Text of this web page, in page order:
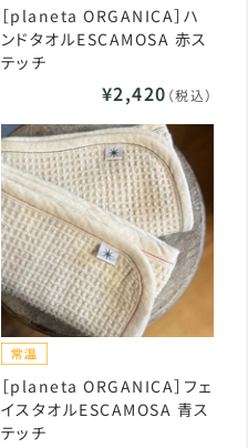
［planeta ORGANICA］ハ
ンドタオルESCAMOSA 赤ス
テッチ
¥2,420 （税込）
［planeta ORGANICA］フェ
イスタオルESCAMOSA 青ス
テッチ